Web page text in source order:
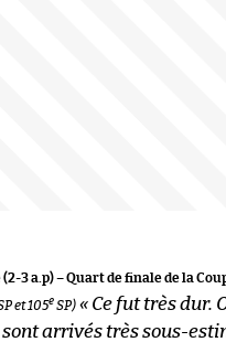
3 a.p) – Quart de finale de la
et 105e SP) « Ce fut très dur.
arrivés très sous-